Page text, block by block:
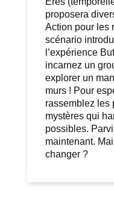
proposera
Action pour les
scénario
l’expérience
incarnez un
explorer un
murs ! Pour
rassemblez les
mystères qui
possibles.
maintenant.
changer ?